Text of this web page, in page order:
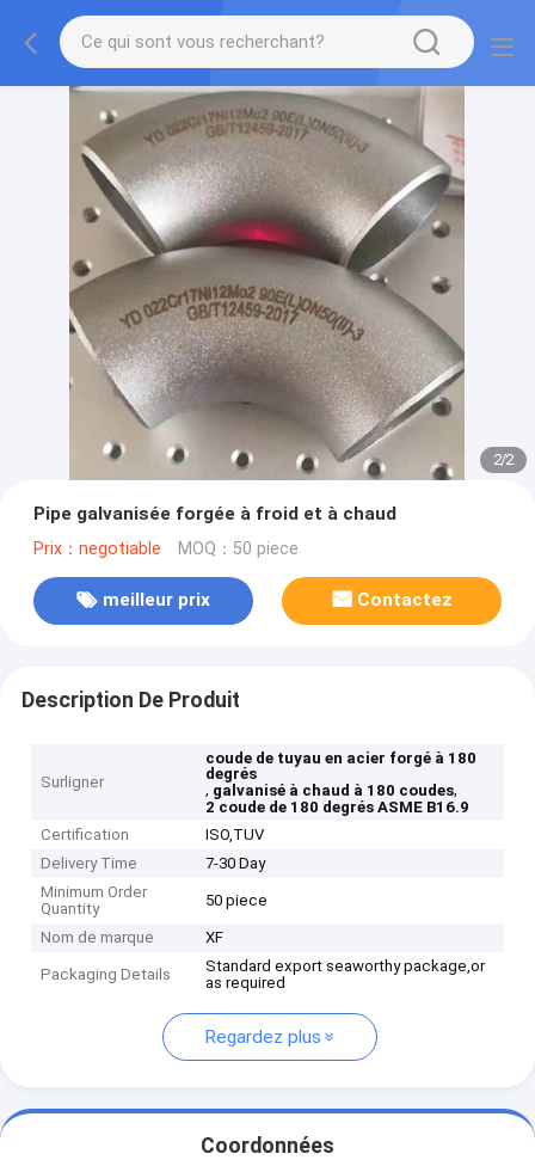
2/2
Pipe galvanisée forgée à froid et à chaud
Prix：negotiable MOQ：50 piece
meilleur prix Contactez
Description De Produit
Surligner
coude de tuyau en acier forgé à 180
degrés
, galvanisé à chaud à 180 coudes,
2 coude de 180 degrés ASME B16.9
Certification
ISO,TUV
Delivery Time
7-30 Day
Minimum Order
Quantity
50 piece
Nom de marque XF
Packaging Details
Standard export seaworthy package,or
as required
Regardez plus
Coordonnées